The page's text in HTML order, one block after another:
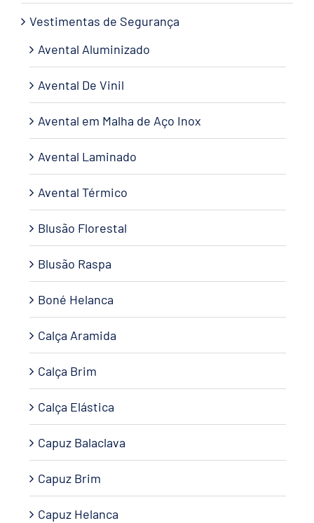
Vestimentas de Segurança
Avental Aluminizado
Avental De Vinil
Avental em Malha de Aço Inox
Avental Laminado
Avental Térmico
Blusão Florestal
Blusão Raspa
Boné Helanca
Calça Aramida
Calça Brim
Calça Elástica
Capuz Balaclava
Capuz Brim
Capuz Helanca